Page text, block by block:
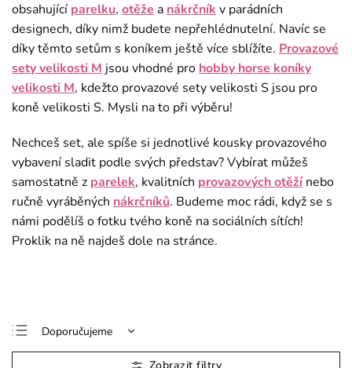
obsahující parelku, otěže a nákrčník v parádních
designech, díky nimž budete nepřehlédnutelní. Navíc se
díky těmto setům s koníkem ještě více sblížíte. Provazové
sety velikosti M jsou vhodné pro hobby horse koníky
velikosti M, kdežto provazové sety velikosti S jsou pro
koně velikosti S. Mysli na to při výběru!
Nechceš set, ale spíše si jednotlivé kousky provazového
vybavení sladit podle svých představ? Vybírat můžeš
samostatně z parelek, kvalitních provazových otěžínebo
ručně vyráběných nákrčníků. Budeme moc rádi, když se s
námi podělíš o fotku tvého koně na sociálních sítích!
Proklik na ně najdeš dole na stránce.
Doporučujeme
Nejlevnější